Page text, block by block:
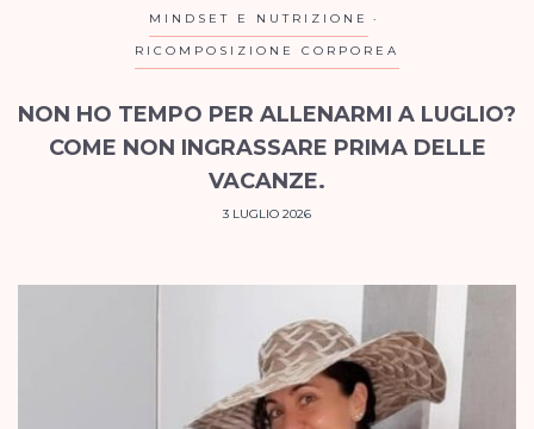
MINDSET E NUTRIZIONE
RICOMPOSIZIONE CORPOREA
NON HO TEMPO PER ALLENARMI A LUGLIO?
COME NON INGRASSARE PRIMA DELLE
VACANZE.
3 LUGLIO 2026